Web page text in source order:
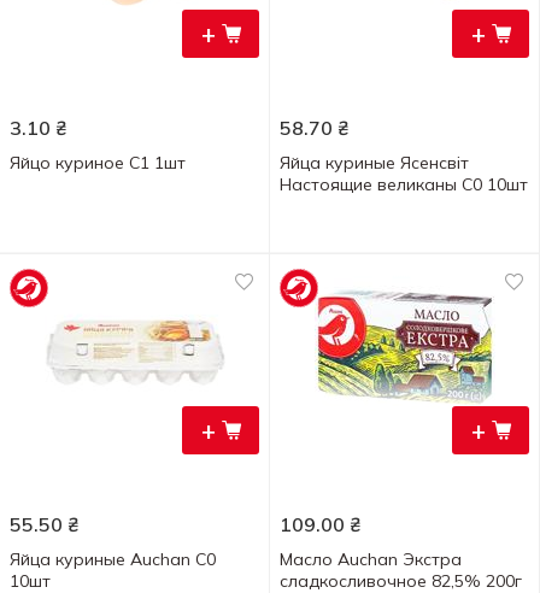
+
3.10 ₴
Яйцо куриное С1 1шт
+
58.70 ₴
Яйца куриные Ясенсвіт
Настоящие великаны С0 10шт
+
55.50 ₴
Яйца куриные Auchan С0
10шт
+
109.00 ₴
Масло Auchan Экстра
сладкосливочное 82,5% 200г